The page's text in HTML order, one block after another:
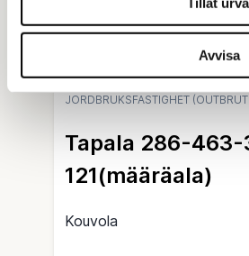
Avvisa
JORDBRUKSFASTIGHET
Tapala 286-
121(määräala)
Kouvola